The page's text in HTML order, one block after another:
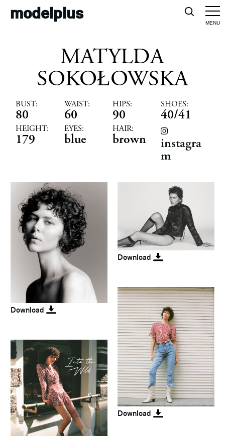
modelplus
MATYLDA
SOKOŁOWSKA
BUST:
80
WAIST:
60
HIPS:
90
SHOES:
40/41
HEIGHT:
179
EYES:
blue
HAIR:
brown
instagra
m
Download
Download
Download